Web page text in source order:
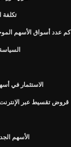
تكلفة
كم عدد أسواق الأسهم
الاستثمار في
قروض تقسيط عبر
الأسهم الجديدة 52 أسبوع